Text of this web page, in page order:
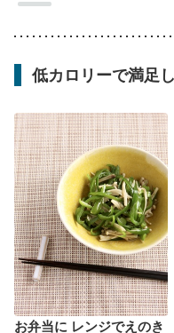
低カロリーで満足
お弁当に レンジでえのき